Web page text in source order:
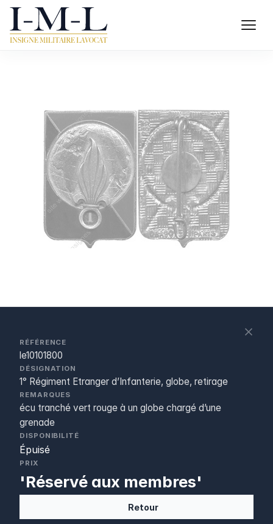
RÉFÉRENCE
le10101800
DÉSIGNATION
1° Régiment Etranger d’Infanterie, globe, retirage
REMARQUES
écu tranché vert rouge à un globe chargé d’une
grenade
DISPONIBILITÉ
Épuisé
PRIX
'Réservé aux membres'
Retour